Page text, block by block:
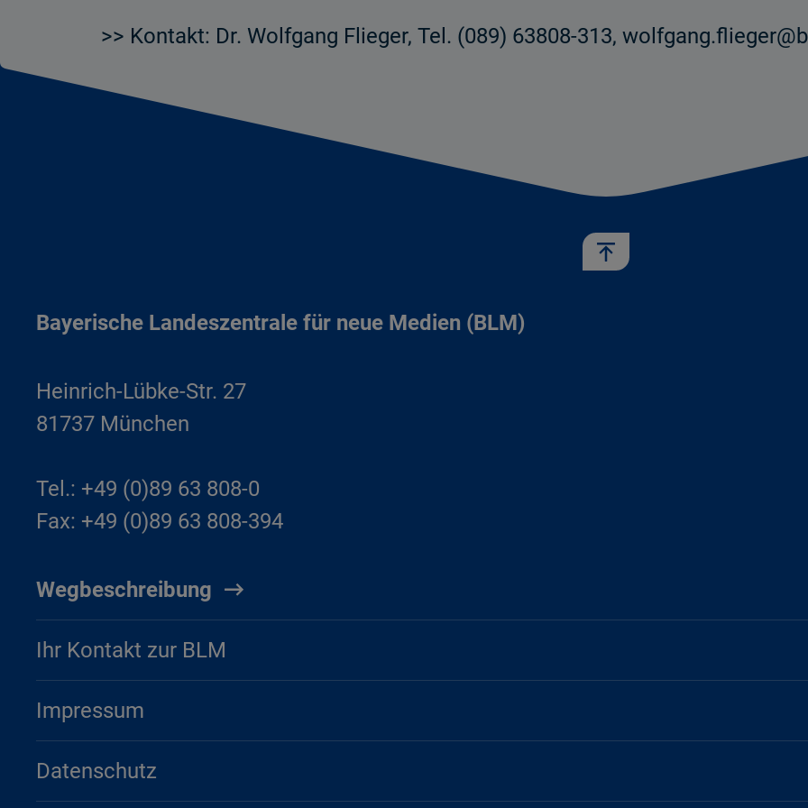
>> Kontakt: Dr. Wolfgang Flieger, Tel. (089) 63808-313,
Bayerische Landeszentrale für neue Medien (BLM)
Heinrich-Lübke-Str. 27
81737 München
Tel.: +49 (0)89 63 808-0
Fax: +49 (0)89 63 808-394
Wegbeschreibung
Ihr Kontakt zur BLM
Impressum
Datenschutz